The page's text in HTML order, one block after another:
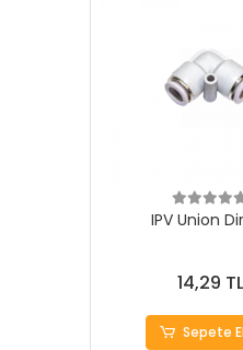
IPV Union
14,29 TL
Sepete